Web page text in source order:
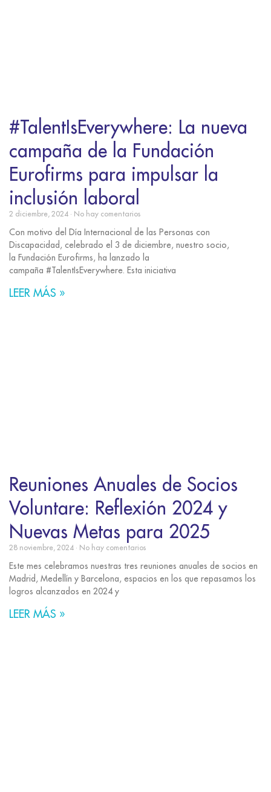
#TalentIsEverywhere: La nueva
campaña de la Fundación
Eurofirms para impulsar la
inclusión laboral
2 diciembre, 2024 No hay comentarios
Con motivo del Día Internacional de las Personas con
Discapacidad, celebrado el 3 de diciembre, nuestro socio,
la Fundación Eurofirms, ha lanzado la
campaña #TalentIsEverywhere. Esta iniciativa
LEER MÁS »
Reuniones Anuales de Socios
Voluntare: Reflexión 2024 y
Nuevas Metas para 2025
28 noviembre, 2024 No hay comentarios
Este mes celebramos nuestras tres reuniones anuales de socios en
Madrid, Medellín y Barcelona, espacios en los que repasamos los
logros alcanzados en 2024 y
LEER MÁS »